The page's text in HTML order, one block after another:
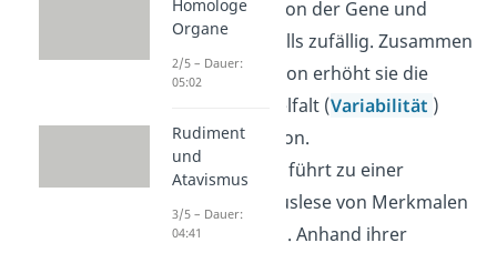
Neukombination der Gene und
erfolgt ebenfalls zufällig. Zusammen
mit der Mutation erhöht sie die
genetische Vielfalt (Variabilität )
einer Population.
Selektion
Sie führt zu einer
gerichteten Auslese von Merkmalen
der Individuen. Anhand ihrer
Homologe
Organe
2/5 – Dauer:
05:02
Rudiment
und
Atavismus
3/5 – Dauer:
04:41